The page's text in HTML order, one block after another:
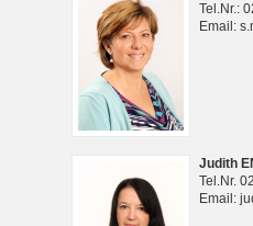
Tel.Nr.:
Email:
Judith
Tel.Nr.
Email: